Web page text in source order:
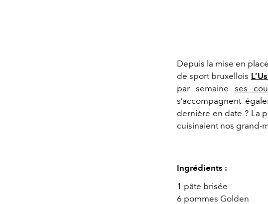
Depuis la mise en
de sport bruxellois
par semaineses
s’accompagnent
dernière en date ? La
cuisinaient nos grand-
Ingrédients :
1 pâte brisée
6 pommes Golden